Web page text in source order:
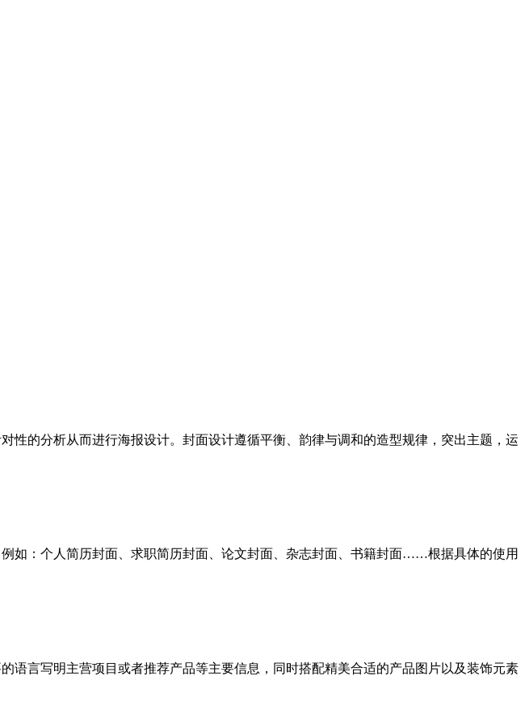
的分析从而进行海报设计。封面设计遵循平衡、韵律与调和的造型规律，突出主题，运
如：个人简历封面、求职简历封面、论文封面、杂志封面、书籍封面……根据具体的使用
语言写明主营项目或者推荐产品等主要信息，同时搭配精美合适的产品图片以及装饰元素